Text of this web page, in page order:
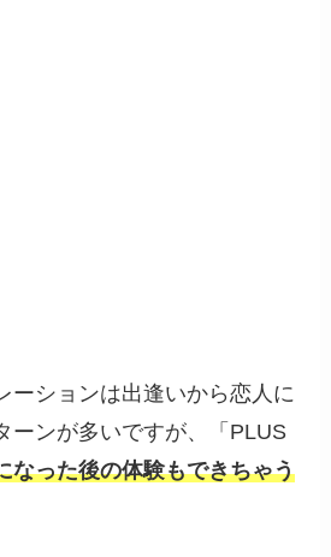
ーションは出逢いから恋人に
ーンが多いですが、「PLUS
なった後の体験もできちゃう